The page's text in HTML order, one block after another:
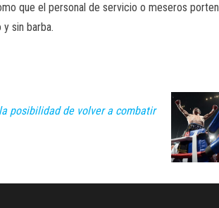
que el personal de servicio o meseros porten
sin barba.
posibilidad de volver a combatir